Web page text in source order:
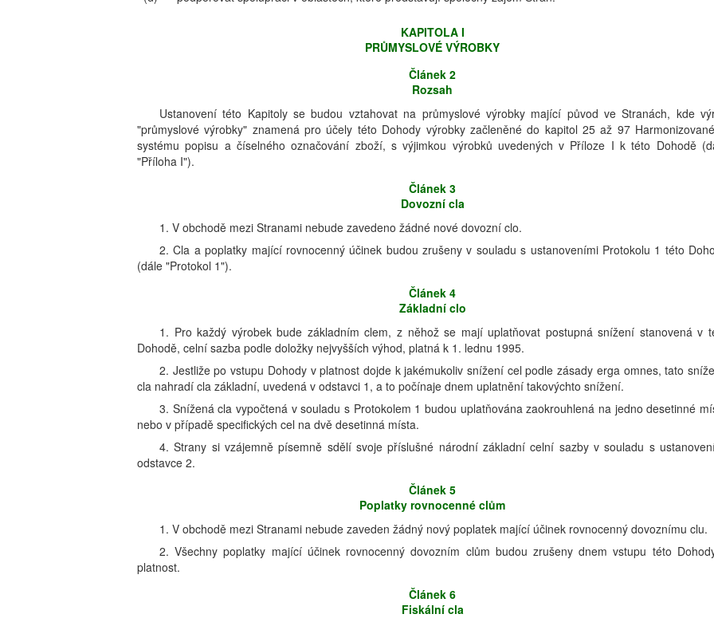
KAPITOLA I
PRŮMYSLOVÉ VÝROBKY
Článek 2
Rozsah
Ustanovení této Kapitoly se budou vztahovat na průmyslové výrobky mající původ ve Stranách, kde
"průmyslové výrobky" znamená pro účely této Dohody výrobky začleněné do kapitol 25 až 97
systému popisu a číselného označování zboží, s výjimkou výrobků uvedených v Příloze I k této Dohodě
"Příloha I").
Článek 3
Dovozní cla
1. V obchodě mezi Stranami nebude zavedeno žádné nové dovozní clo.
2. Cla a poplatky mající rovnocenný účinek budou zrušeny v souladu s ustanoveními Protokolu 1 této
(dále "Protokol 1").
Článek 4
Základní clo
1. Pro každý výrobek bude základním clem, z něhož se mají uplatňovat postupná snížení stanovená v
Dohodě, celní sazba podle doložky nejvyšších výhod, platná k 1. lednu 1995.
2. Jestliže po vstupu Dohody v platnost dojde k jakémukoliv snížení cel podle zásady erga omnes, tato
cla nahradí cla základní, uvedená v odstavci 1, a to počínaje dnem uplatnění takovýchto snížení.
3. Snížená cla vypočtená v souladu s Protokolem 1 budou uplatňována zaokrouhlená na jedno desetinné
nebo v případě specifických cel na dvě desetinná místa.
4. Strany si vzájemně písemně sdělí svoje příslušné národní základní celní sazby v souladu s
odstavce 2.
Článek 5
Poplatky rovnocenné clům
1. V obchodě mezi Stranami nebude zaveden žádný nový poplatek mající účinek rovnocenný dovoznímu clu.
2. Všechny poplatky mající účinek rovnocenný dovozním clům budou zrušeny dnem vstupu této
platnost.
Článek 6
Fiskální cla